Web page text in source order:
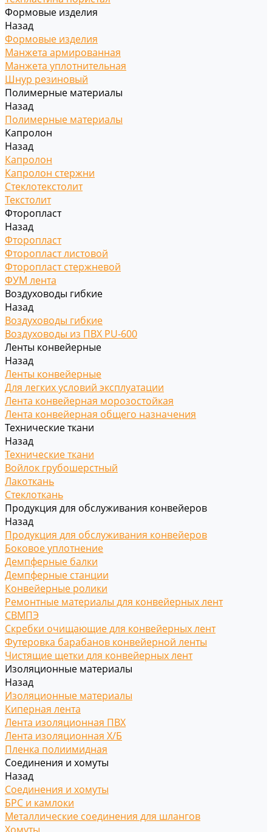
Формовые изделия
Назад
Формовые изделия
Манжета армированная
Манжета уплотнительная
Шнур резиновый
Полимерные материалы
Назад
Полимерные материалы
Капролон
Назад
Капролон
Капролон стержни
Стеклотекстолит
Текстолит
Фторопласт
Назад
Фторопласт
Фторопласт листовой
Фторопласт стержневой
ФУМ лента
Воздуховоды гибкие
Назад
Воздуховоды гибкие
Воздуховоды из ПВХ PU-600
Ленты конвейерные
Назад
Ленты конвейерные
Для легких условий эксплуатации
Лента конвейерная морозостойкая
Лента конвейерная общего назначения
Технические ткани
Назад
Технические ткани
Войлок грубошерстный
Лакоткань
Стеклоткань
Продукция для обслуживания конвейеров
Назад
Продукция для обслуживания конвейеров
Боковое уплотнение
Демпферные балки
Демпферные станции
Конвейерные ролики
Ремонтные материалы для конвейерных лент
СВМПЭ
Скребки очищающие для конвейерных лент
Футеровка барабанов конвейерной ленты
Чистящие щетки для конвейерных лент
Изоляционные материалы
Назад
Изоляционные материалы
Киперная лента
Лента изоляционная ПВХ
Лента изоляционная Х/Б
Пленка полиимидная
Соединения и хомуты
Назад
Соединения и хомуты
БРС и камлоки
Металлические соединения для шлангов